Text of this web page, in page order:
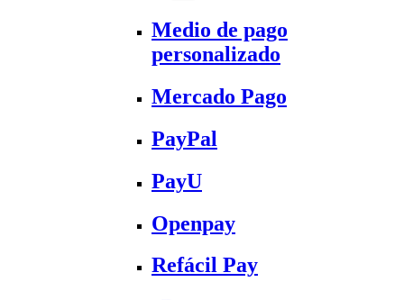
Medio de pago
personalizado
Mercado Pago
PayPal
PayU
Openpay
Refácil Pay